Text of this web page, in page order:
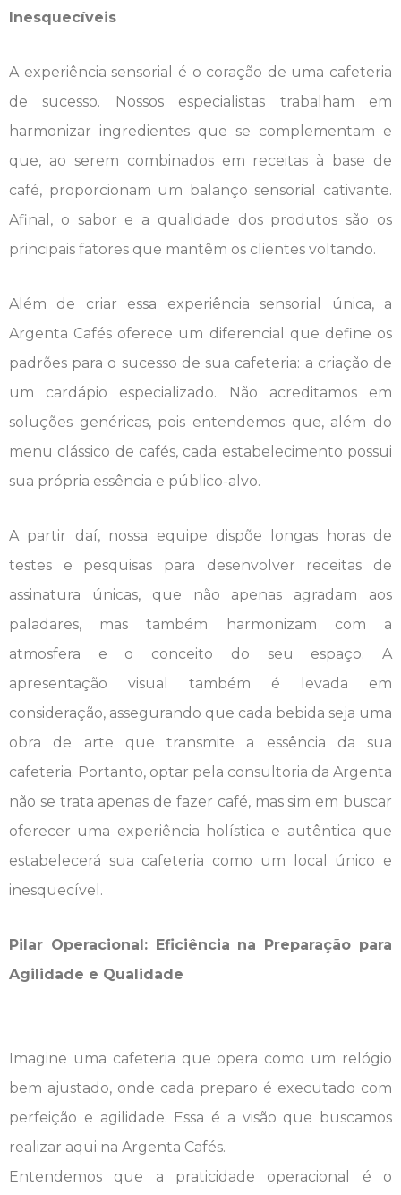
Inesquecíveis
A experiência sensorial é o coração de uma cafeteria
de sucesso. Nossos especialistas trabalham em
harmonizar ingredientes que se complementam e
que, ao serem combinados em receitas à base de
café, proporcionam um balanço sensorial cativante.
Afinal, o sabor e a qualidade dos produtos são os
principais fatores que mantêm os clientes voltando.
Além de criar essa experiência sensorial única, a
Argenta Cafés oferece um diferencial que define os
padrões para o sucesso de sua cafeteria: a criação de
um cardápio especializado. Não acreditamos em
soluções genéricas, pois entendemos que, além do
menu clássico de cafés, cada estabelecimento possui
sua própria essência e público-alvo.
A partir daí, nossa equipe dispõe longas horas de
testes e pesquisas para desenvolver receitas de
assinatura únicas, que não apenas agradam aos
paladares, mas também harmonizam com a
atmosfera e o conceito do seu espaço. A
apresentação visual também é levada em
consideração, assegurando que cada bebida seja uma
obra de arte que transmite a essência da sua
cafeteria. Portanto, optar pela consultoria da Argenta
não se trata apenas de fazer café, mas sim em buscar
oferecer uma experiência holística e autêntica que
estabelecerá sua cafeteria como um local único e
inesquecível.
Pilar Operacional: Eficiência na Preparação para
Agilidade e Qualidade
Imagine uma cafeteria que opera como um relógio
bem ajustado, onde cada preparo é executado com
perfeição e agilidade. Essa é a visão que buscamos
realizar aqui na Argenta Cafés.
Entendemos que a praticidade operacional é o